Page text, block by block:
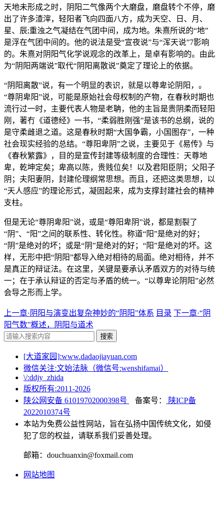
天地未形成之时，阴阳二气像两个大磨盘，磨盘转个不停，磨
出了许多渣滓，轻阳者飞向四面八方，成为天空、日、月、
星、辰;重浊之气凝结在气团中间，成为地。朱熹所说的“地”
是浮在气团中间的。他的说法是受“宣夜说”与“浑天说”7影响
的。朱熹对阴阳气化学说观念的改革上，是卓有影响的。由此
为“阴阳两端说”取代“阴阳离散说”奠定了理论上的依据。
“阴阳离散”说，有一个明显的表识，就是以尊卑论阴阳，。
“尊阴卑阳”说，可能是原始社会母权制的产物，在春秋时期也
流行过一时，主要代表人物是老聃，他的主旨是贵阴柔而轻阳
刚，著冇《道德经》一书，“柔弱胜刚强”是该书的总纲，说的
是守柔雌退之道。这是春秋时期“大国争霸，小国图存”，一种
社会现实经验的总结。“尊阳卑阴”之说，主要见于《易传》与
《春秋繁露》，目的是宣传封建等级制度的合理性：天尊地
卑，乾坤定矣；卑高以陈，贵贱位矣！以及君阳臣阴；父阳子
阴；夫阳妻阴，封建伦理纲常思想。而且，还把这类思想，以
“天人感应”的理论形式，凝固起来，成为支撑封建社会的精神
支柱。
但是无论“尊阴卑阳”说，或是“尊阳卑阴”说，都是割裂了
“阴”、“阳”之间的联系性、转化性。称道“阳”是绝对的好；
“阴”是绝对的坏；或是“阴”是绝对的好；“阳”是绝对的坏。这
样，无形中把“阴阳”都导入绝对相待的局面。绝对相待，并不
是真正的辩证法。在这里，关键是要承认矛盾双方的对待与统
一；在于承认辩证的否定与矛盾的统一。“以尊卑论阴阳”必然
会导之形而上学。
上一章·阴阳与演变出复杂神妙的“阴阳”体系 目录 下一章·“阴
阳气数”概述，阴阳与道术
搜索
[大道家园]:www.dadaojiayuan.com
微信关注:文始法脉（微信号:wenshifamai）
\/:ddjy_zhida
版权所有:2011-2026
陕公网安备 61019702000398号
备案号：
陕ICP备
2022010374号
本站为免费公益性网站，旨在弘扬中国传统文化，如侵
犯了您的权益，请联系我们妥善处理。
邮箱：douchuanxin@foxmail.com
网站地图